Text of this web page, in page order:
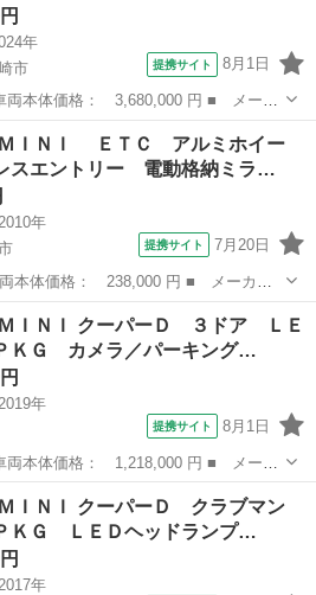
年
市
提携サイト 8月1日
ＭＩＮＩ ■ グレード名： クーパ
アンテイムドＥＤ 認定中古車 ２
ＭＩＮＩ ＥＴＣ アルミホイー
スエントリー 電動格納ミラ…
年
提携サイト 7月20日
ＭＩＮＩ ■ グレード名： ＥＴ
エントリー 電動格納ミラー ＡＴ
ＩＮＩ クーパーＤ ３ドア ＬＥ
ＫＧ カメラ／パーキング…
年
提携サイト 8月1日
ＭＩＮＩ ■ グレード名： クーパ
Ｇ カメラ／パーキングアシストＰ
ＩＮＩ クーパーＤ クラブマン
ＫＧ ＬＥＤヘッドランプ…
2017年